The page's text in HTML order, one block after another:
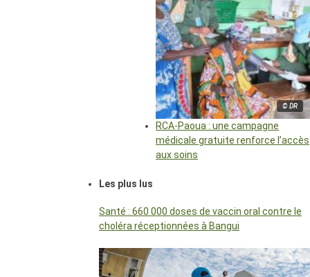
© DR
RCA-Paoua : une campagne
médicale gratuite renforce l’accès
aux soins
Les plus lus
Santé : 660 000 doses de vaccin oral contre le
choléra réceptionnées à Bangui